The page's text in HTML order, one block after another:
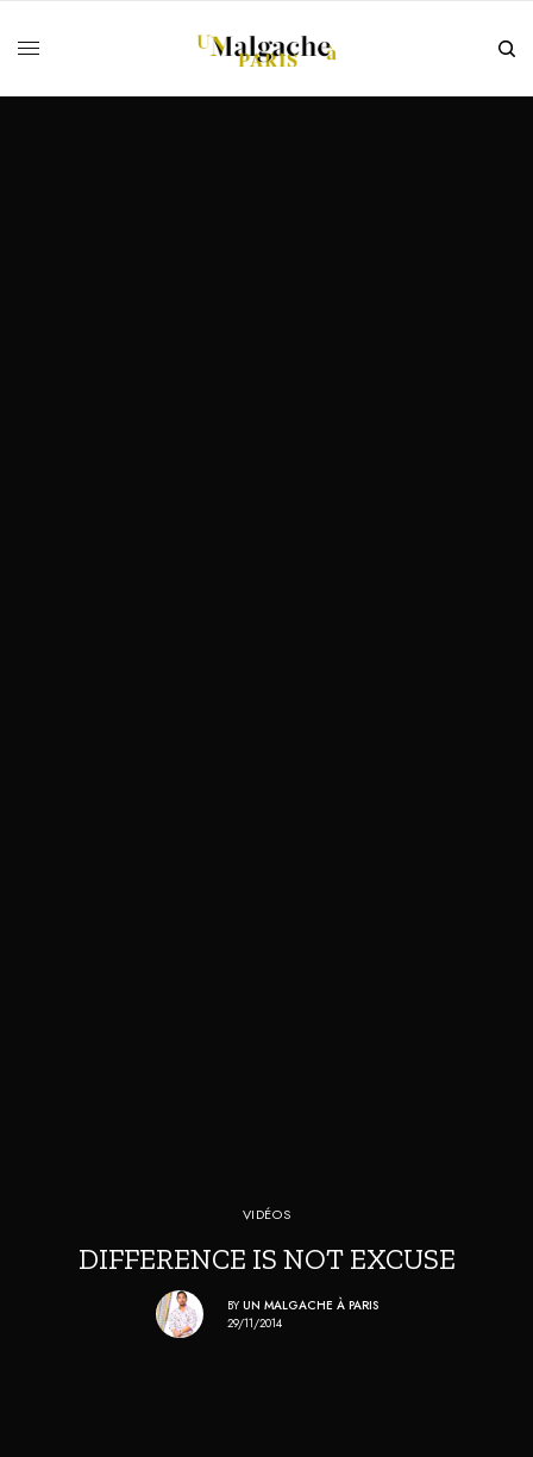
VIDÉOS
DIFFERENCE IS NOT EXCUSE
BY UN MALGACHE À PARIS
29/11/2014